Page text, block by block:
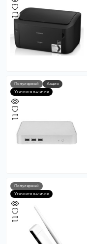
Популярный
Акция
Уточните наличие
Популярный
Уточните наличие